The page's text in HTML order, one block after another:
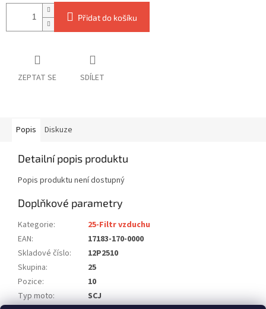
Přidat do košíku
ZEPTAT SE SDÍLET
Popis Diskuze
Detailní popis produktu
Popis produktu není dostupný
Doplňkové parametry
Kategorie:
25-Filtr vzduchu
EAN:
17183-170-0000
Skladové číslo:
12P2510
Skupina:
25
Pozice:
10
Typ moto:
SCJ